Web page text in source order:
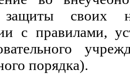
защиты своих
с правилами,
порядка).